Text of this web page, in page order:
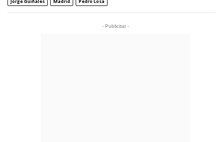
- Publicitat -